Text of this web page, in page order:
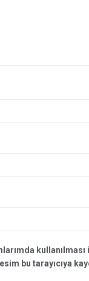
bu tarayıcıya